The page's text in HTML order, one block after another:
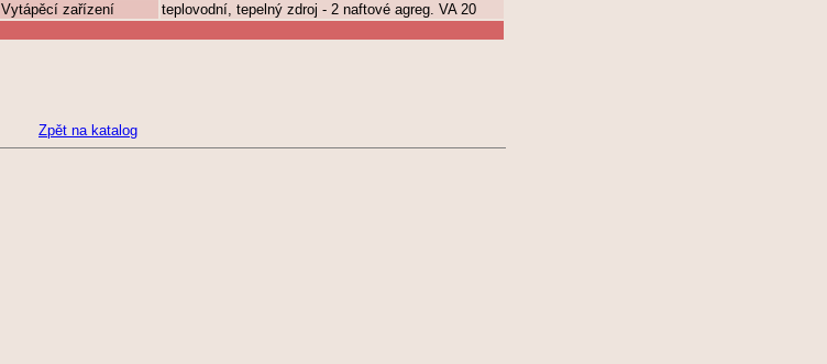
Vytápěcí zařízení
teplovodní, tepelný zdroj - 2 naftové agreg. VA 20
Zpět na katalog